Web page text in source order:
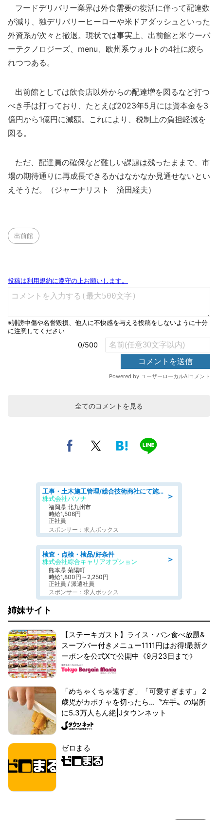
フードデリバリー業界は外食需要の復活に伴って配達数
が減り、独デリバリーヒーローや米ドアダッシュといった
外資系が次々と撤退。現状では事実上、出前館と米ウーバ
ーテクノロジーズ、menu、欧州系ウォルトの4社に絞ら
れつつある。
出前館としては飲食店以外からの配達増を図るなど打つ
べき手は打っており、たとえば2023年5月には資本金を3
億円から1億円に減額。これにより、税制上の負担軽減を
図る。
ただ、配達員の確保など難しい課題は残ったままで、市
場の期待通りに再成長できるかはなかなか見通せないとい
えそうだ。（ジャーナリスト 済田経夫）
出前館
全てのコメントを見る
＞
工事・土木施工管理/総合技術商社にて施工管理のお仕事/即日勤務可/車通勤可/工事・土木施工管理/生産・品質管理
株式会社パソナ
福岡県 北九州市
時給1,506円
正社員
スポンサー：求人ボックス
＞
検査・点検・検品/好条件
株式会社綜合キャリアオプション
熊本県 菊陽町
時給1,800円～2,250円
正社員 / 派遣社員
スポンサー：求人ボックス
姉妹サイト
【ステーキガスト】ライス・パン食べ放題&
スープバー付きメニュー1111円はお得!最新ク
ーポンを公式Xで公開中《9月23日まで》
「めちゃくちゃ遠すぎ」「可愛すぎます」 2
歳児がカボチャを切ったら...〝左手〟の場所
に5.3万人もん絶|Jタウンネット
ゼロまる